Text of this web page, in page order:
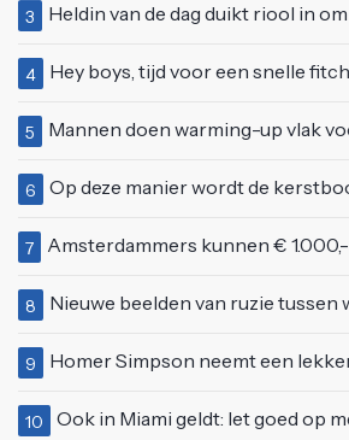
3 Heldin van de dag duikt riool in om een
4 Hey boys, tijd voor een snelle
5 Mannen doen warming-up vlak voordat ze een
6 Op deze manier wordt de kerstboom
7 Amsterdammers kunnen € 1.000,- verdienen als ze deze
8 Nieuwe beelden van ruzie tussen wegwerkers en
9 Homer Simpson neemt een
10 Ook in Miami geldt: let goed op met